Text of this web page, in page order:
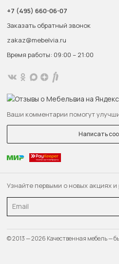
Узнайте первыми о новых акциях
Email
+7 (495) 660-06-07
Заказать обратный звонок
zakaz@mebelvia.ru
Время работы: 09:00 – 21:00
Ваши комментарии помогут
Написать
© 2013 — 2026 Качественная мебель —